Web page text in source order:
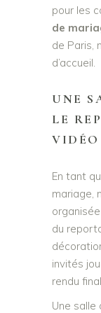
pour les
de
de Paris,
d’accueil.
UNE
LE
VIDÉO
En tant
mariage,
du
invités
rendu
Une